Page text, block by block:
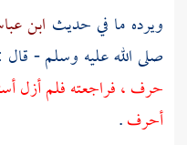
ويرده ما في حديث ابن
صلى الله عليه وسلم -
حرف ، فراجعته فلم أزل
أحرف.